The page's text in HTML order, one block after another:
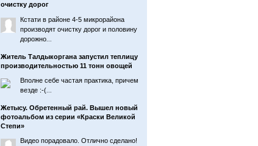
очистку дорог
Кстати в районе 4-5 микрорайона
производят очистку дорог и половину
дорожно
Житель Талдыкоргана запустил теплицу
производительностью 11 тонн овощей
Вполне себе частая практика, причем
везде :-(
Жетысу. Обретенный рай. Вышел новый
фотоальбом из серии «Краски Великой
Степи»
Видео порадовало. Отлично сделано!